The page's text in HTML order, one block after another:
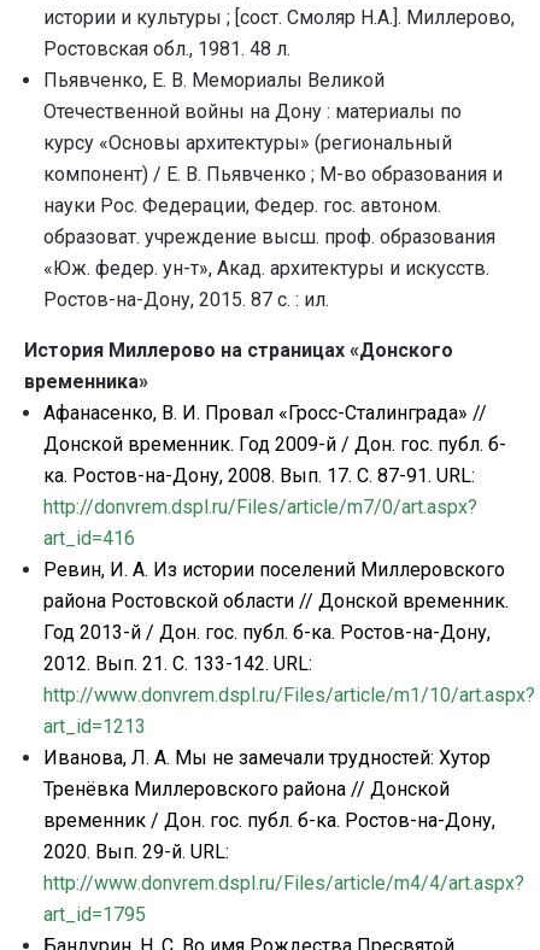
истории и культуры ; [сост. Смоляр Н.А.]. Миллерово,
Ростовская обл., 1981. 48 л.
Пьявченко, Е. В. Мемориалы Великой
Отечественной войны на Дону : материалы по
курсу «Основы архитектуры» (региональный
компонент) / Е. В. Пьявченко ; М-во образования и
науки Рос. Федерации, Федер. гос. автоном.
образоват. учреждение высш. проф. образования
«Юж. федер. ун-т», Акад. архитектуры и искусств.
Ростов-на-Дону, 2015. 87 с. : ил.
История Миллерово на страницах «Донского
временника»
Афанасенко, В. И. Провал «Гросс-Сталинграда» //
Донской временник. Год 2009-й / Дон. гос. публ. б-
ка. Ростов-на-Дону, 2008. Вып. 17. С. 87-91. URL:
http://donvrem.dspl .ru/ Files/article/m7/0/art.aspx?
art id=416
Ревин, И. А. Из истории поселений Миллеровского
района Ростовской области // Донской временник.
Год 2013-й / Дон. гос. публ. б-ка. Ростов-на-Дону,
2012. Вып. 21. С. 133-142. URL:
http://www.donvrem.dspl .ru/ Files/article/m1/10/art.aspx?
art id=1213
Иванова, Л. А. Мы не замечали трудностей: Хутор
Тренёвка Миллеровского района // Донской
временник / Дон. гос. публ. б-ка. Ростов-на-Дону,
2020. Вып. 29-й. URL:
http://www.donvrem.dspl .ru/ Files/article/m4/4/art.aspx?
art id=1795